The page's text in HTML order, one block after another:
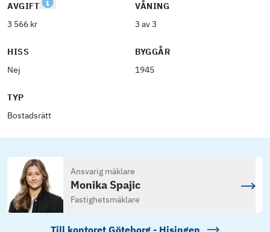
AVGIFT
3 566 kr
VÅNING
3 av 3
HISS
Nej
BYGGÅR
1945
TYP
Bostadsrätt
Ansvarig mäklare
Monika Spajic
Fastighetsmäklare
Till kontoret Göteborg - Hisingen